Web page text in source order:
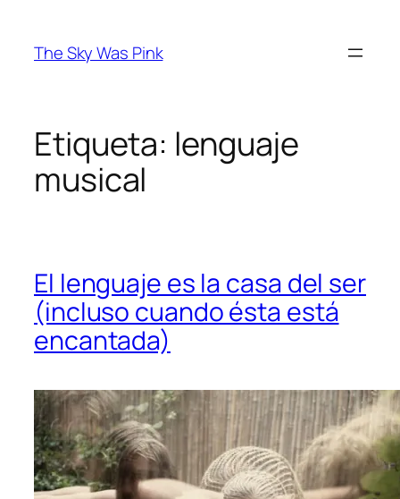
contenido
The Sky Was Pink
Etiqueta: lenguaje
musical
El lenguaje es la casa del ser
(incluso cuando ésta está
encantada)